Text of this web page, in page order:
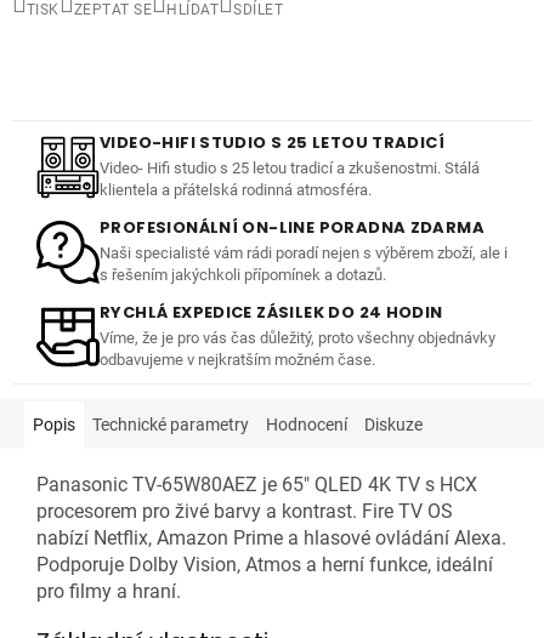
TISK ZEPTAT SE HLÍDAT SDÍLET
VIDEO-HIFI STUDIO S 25 LETOU TRADICÍ
Video- Hifi studio s 25 letou tradicí a zkušenostmi. Stálá
klientela a přátelská rodinná atmosféra.
PROFESIONÁLNÍ ON-LINE PORADNA ZDARMA
Naši specialisté vám rádi poradí nejen s výběrem zboží, ale i
s řešením jakýchkoli přípomínek a dotazů.
RYCHLÁ EXPEDICE ZÁSILEK DO 24 HODIN
Víme, že je pro vás čas důležitý, proto všechny objednávky
odbavujeme v nejkratším možném čase.
Popis Technické parametry Hodnocení Diskuze
Panasonic TV-65W80AEZ je 65" QLED 4K TV s HCX
procesorem pro živé barvy a kontrast. Fire TV OS
nabízí Netflix, Amazon Prime a hlasové ovládání Alexa.
Podporuje Dolby Vision, Atmos a herní funkce, ideální
pro filmy a hraní.